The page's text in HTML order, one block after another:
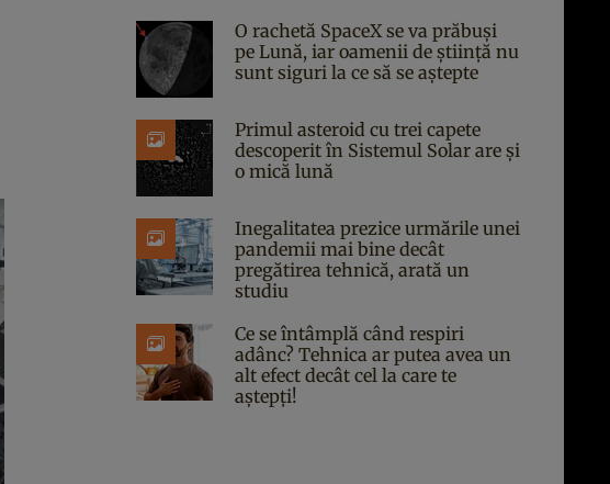
O rachetă SpaceX se va prăbuși
pe Lună, iar oamenii de știință nu
sunt siguri la ce să se aștepte
Primul asteroid cu trei capete
descoperit în Sistemul Solar are și
o mică lună
Inegalitatea prezice urmările unei
pandemii mai bine decât
pregătirea tehnică, arată un
studiu
Ce se întâmplă când respiri
adânc? Tehnica ar putea avea un
alt efect decât cel la care te
aștepți!